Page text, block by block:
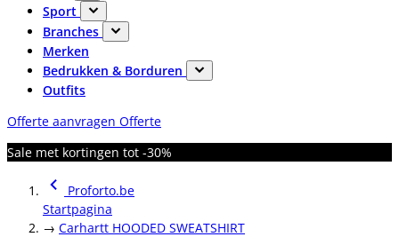
Sport
Branches
Merken
Bedrukken & Borduren
Outfits
Offerte aanvragen Offerte
Sale met kortingen tot -30%
Proforto.be
Startpagina
→ Carhartt HOODED SWEATSHIRT